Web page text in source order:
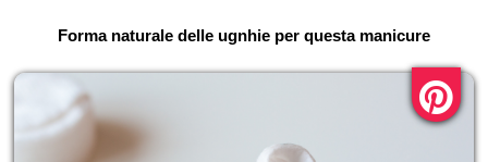
Forma naturale delle ugnhie per questa manicure